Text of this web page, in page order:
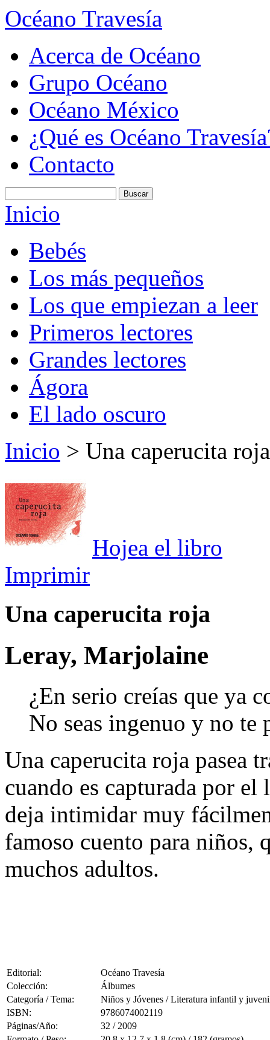
Océano Travesía
Acerca de Océano
Grupo Océano
Océano México
¿Qué es Océano
Contacto
Inicio
Bebés
Los más pequeños
Los que empiezan a leer
Primeros lectores
Grandes lectores
Ágora
El lado oscuro
Inicio > Una caperucita roja
Hojea el libro
Imprimir
Una caperucita roja
Leray, Marjolaine
¿En serio creías que ya
No seas ingenuo y no te
Una caperucita roja pasea
cuando es capturada por
deja intimidar muy
famoso cuento para
muchos adultos.
Editorial:
Océano Travesía
Colección:
Álbumes
Categoría / Tema:
Niños y Jóvenes / Literatura infantil y
ISBN:
9786074002119
Páginas/Año:
32 / 2009